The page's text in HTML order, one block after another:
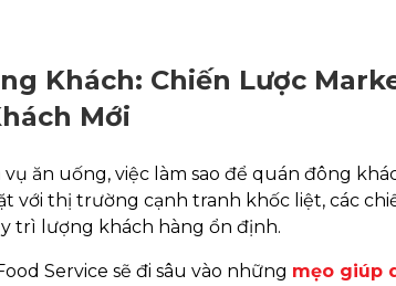
Khách: Chiến Lược
Mới
ăn uống, việc làm sao để quán đông
với thị trường cạnh tranh khốc liệt, các
trì lượng khách hàng ổn định.
Service sẽ đi sâu vào những mẹo giúp